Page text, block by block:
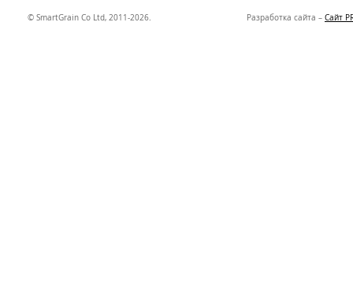
© SmartGrain Co Ltd, 2011-2026. Разработка сайта – Сайт